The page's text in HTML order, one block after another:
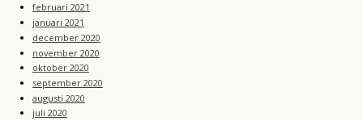
februari 2021
januari 2021
december 2020
november 2020
oktober 2020
september 2020
augusti 2020
juli 2020